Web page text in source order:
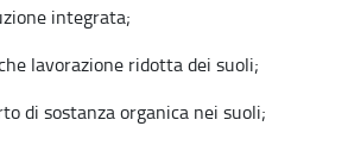
integrata;
lavorazione ridotta dei suoli;
sostanza organica nei suoli;